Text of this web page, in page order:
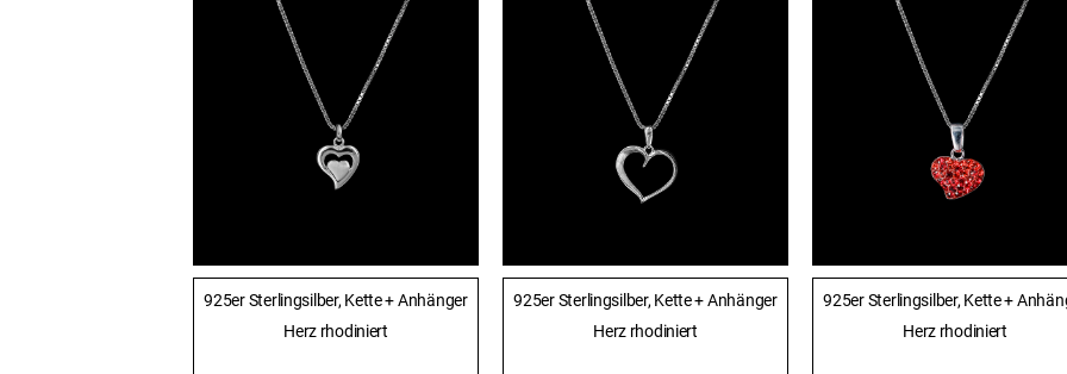
925er Sterlingsilber, Kette + Anhänger
Herz rhodiniert
925er Sterlingsilber, Kette + Anhänger
Herz rhodiniert
925er Sterlingsilber, Kette +
Herz rhodiniert